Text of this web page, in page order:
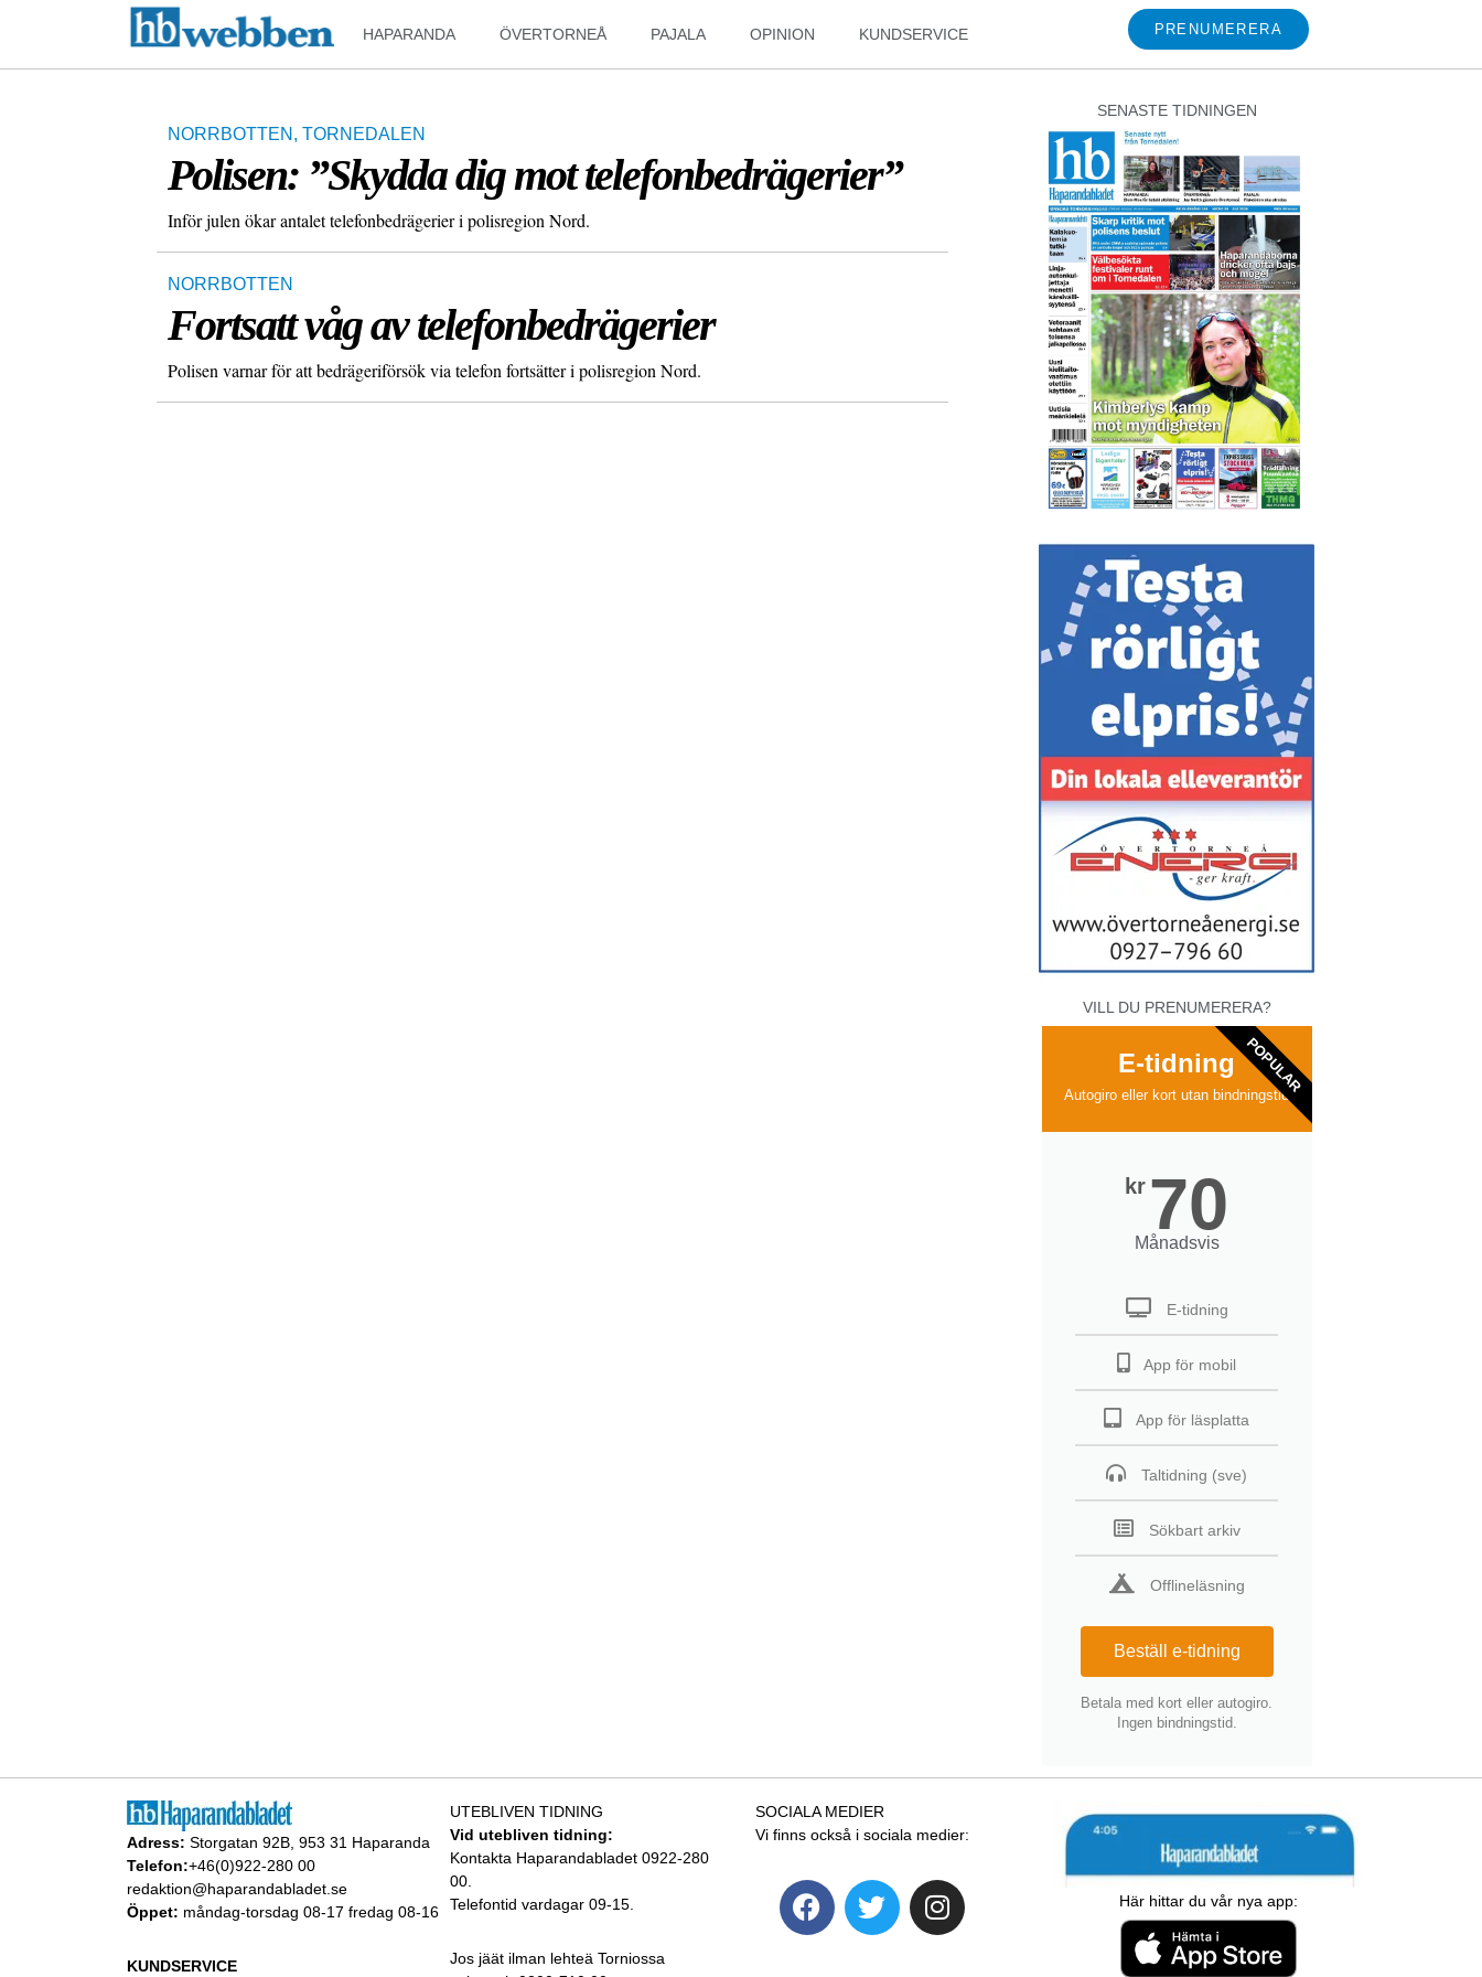
HAPARANDA ÖVERTORNEÅ PAJALA OPINION KUNDSERVICE PRENUMERERA
NORRBOTTEN , TORNEDALEN
Polisen: ”Skydda dig mot telefonbedrägerier”
Inför julen ökar antalet telefonbedrägerier i polisregion Nord.
NORRBOTTEN
Fortsatt våg av telefonbedrägerier
Polisen varnar för att bedrägeriförsök via telefon fortsätter i polisregion Nord.
SENASTE TIDNINGEN
VILL DU PRENUMERERA?
E-tidning
Autogiro eller kort utan bindningstid
kr 70
Månadsvis
E-tidning
App för mobil
App för läsplatta
Taltidning (sve)
Sökbart arkiv
Offlineläsning
Beställ e-tidning
Betala med kort eller autogiro.
Ingen bindningstid.
POPULAR
Adress: Storgatan 92B, 953 31 Haparanda
Telefon:+46(0)922-280 00
redaktion@haparandabladet.se
Öppet: måndag-torsdag 08-17 fredag 08-16
KUNDSERVICE
UTEBLIVEN TIDNING
Vid utebliven tidning:
Kontakta Haparandabladet 0922-280
00.
Telefontid vardagar 09-15.
Jos jäät ilman lehteä Torniossa
SOCIALA MEDIER
Vi finns också i sociala medier:
Här hittar du vår nya app: